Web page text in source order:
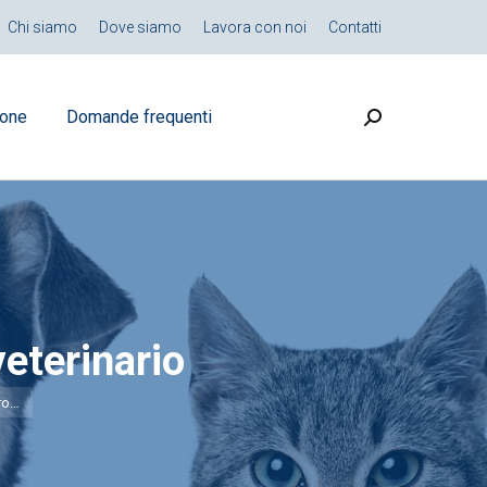
Chi siamo Dove siamo Lavora con noi Contatti
Domande frequenti Search: